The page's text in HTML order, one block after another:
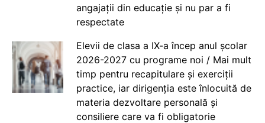
angajații din educație și nu par a fi
respectate
Elevii de clasa a IX-a încep anul școlar
2026-2027 cu programe noi / Mai mult
timp pentru recapitulare și exerciții
practice, iar dirigenția este înlocuită de
materia dezvoltare personală și
consiliere care va fi obligatorie